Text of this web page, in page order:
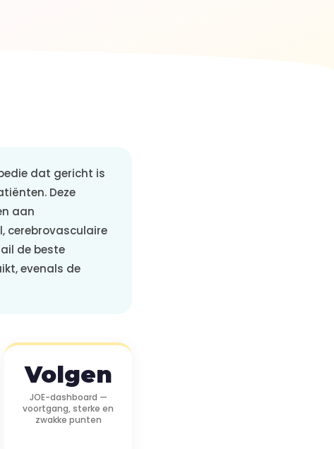
dat gericht is
Deze
aan
cerebrovasculaire
de beste
evenals de
Volgen
JOE-dashboard —
voortgang, sterke en
zwakke punten